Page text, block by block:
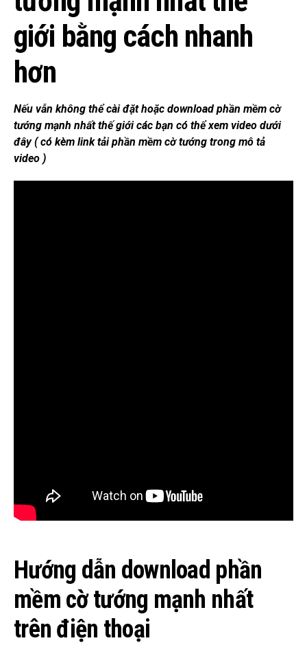
giới bằng cách nhanh
hơn
Nếu vẫn không thể cài đặt hoặc download phần mềm cờ
tướng mạnh nhất thế giới các bạn có thể xem video dưới
đây ( có kèm link tải phần mềm cờ tướng trong mô tả
video )
Hướng dẫn download phần
mềm cờ tướng mạnh nhất
trên điện thoại